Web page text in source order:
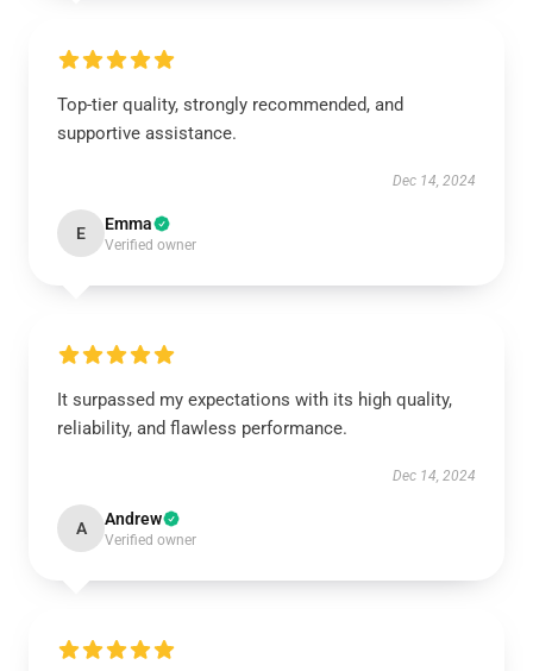
Top-tier quality, strongly recommended, and
supportive assistance.
Dec 14, 2024
E Emma
Verified owner
It surpassed my expectations with its high quality,
reliability, and flawless performance.
Dec 14, 2024
A Andrew
Verified owner